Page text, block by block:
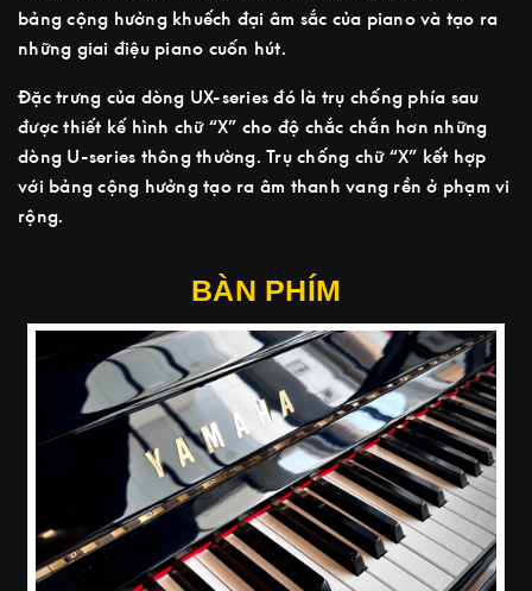
bảng cộng hưởng khuếch đại âm sắc của piano và tạo ra
những giai điệu piano cuốn hút.
Đặc trưng của dòng UX-series đó là trụ chống phía sau
được thiết kế hình chữ “X” cho độ chắc chắn hơn những
dòng U-series thông thường. Trụ chống chữ “X” kết hợp
với bảng cộng hưởng tạo ra âm thanh vang rền ở phạm vi
rộng.
BÀN PHÍM